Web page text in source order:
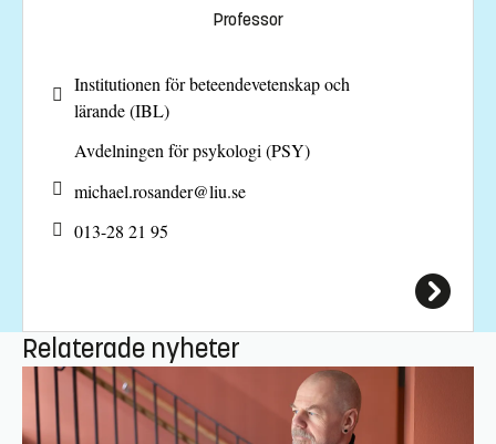
Professor
Institutionen för beteendevetenskap och
lärande (IBL)
Avdelningen för psykologi (PSY)
michael.rosander@liu.se
013-28 21 95
Relaterade nyheter